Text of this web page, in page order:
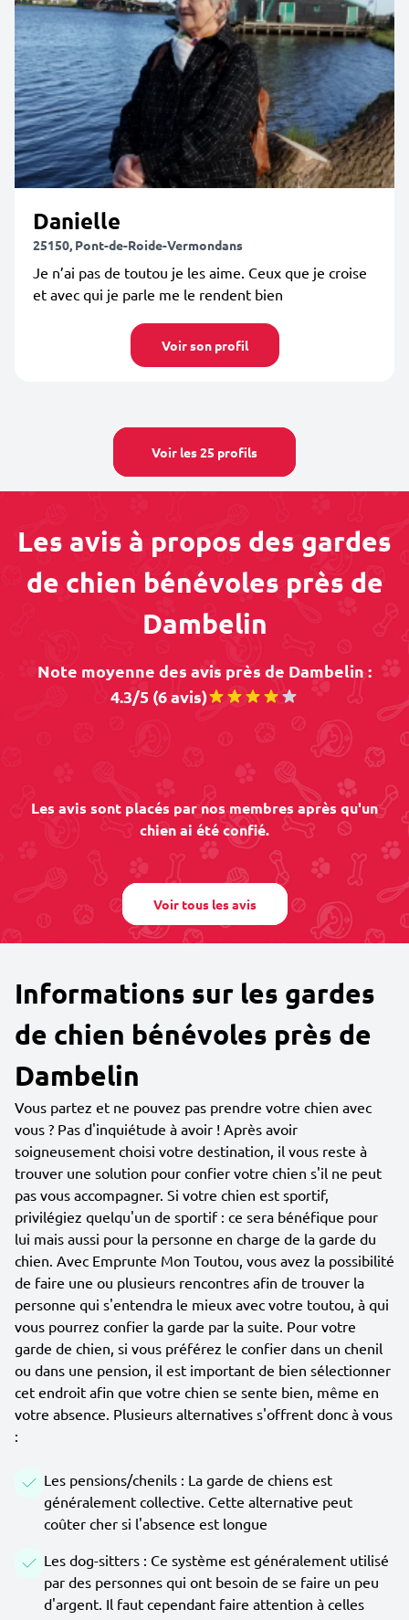
Danielle
25150, Pont-de-Roide-Vermondans
Je n’ai pas de toutou je les aime. Ceux que je croise
et avec qui je parle me le rendent bien
Voir son profil
Voir les 25 profils
Les avis à propos des gardes
de chien bénévoles près de
Dambelin
Note moyenne des avis près de Dambelin :
4.3/5 (6 avis)
Les avis sont placés par nos membres après qu'un
chien ai été confié.
Voir tous les avis
Informations sur les gardes
de chien bénévoles près de
Dambelin
Vous partez et ne pouvez pas prendre votre chien avec
vous ? Pas d'inquiétude à avoir ! Après avoir
soigneusement choisi votre destination, il vous reste à
trouver une solution pour confier votre chien s'il ne peut
pas vous accompagner. Si votre chien est sportif,
privilégiez quelqu'un de sportif : ce sera bénéfique pour
lui mais aussi pour la personne en charge de la garde du
chien. Avec Emprunte Mon Toutou, vous avez la possibilité
de faire une ou plusieurs rencontres afin de trouver la
personne qui s'entendra le mieux avec votre toutou, à qui
vous pourrez confier la garde par la suite. Pour votre
garde de chien, si vous préférez le confier dans un chenil
ou dans une pension, il est important de bien sélectionner
cet endroit afin que votre chien se sente bien, même en
votre absence. Plusieurs alternatives s'offrent donc à vous
:
Les pensions/chenils : La garde de chiens est
généralement collective. Cette alternative peut
coûter cher si l'absence est longue
Les dog-sitters : Ce système est généralement utilisé
par des personnes qui ont besoin de se faire un peu
d'argent. Il faut cependant faire attention à celles